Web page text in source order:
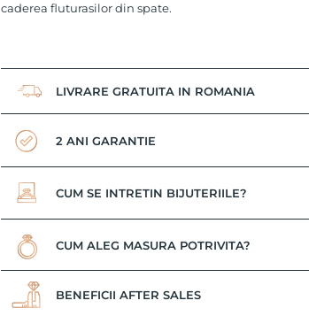
caderea fluturasilor din spate.
LIVRARE GRATUITA IN ROMANIA
2 ANI GARANTIE
CUM SE INTRETIN BIJUTERIILE?
CUM ALEG MASURA POTRIVITA?
BENEFICII AFTER SALES